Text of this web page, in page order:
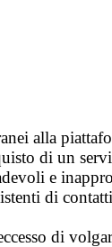
alla
di un
e
di
di